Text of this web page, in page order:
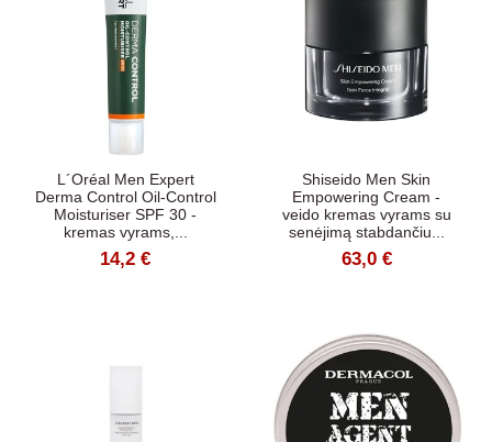
L´Oréal Men Expert
Derma Control Oil-Control
Moisturiser SPF 30 -
kremas vyrams,...
14,2 €
Shiseido Men Skin
Empowering Cream -
veido kremas vyrams su
senėjimą stabdančiu...
63,0 €